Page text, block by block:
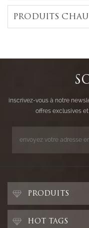
PRODUITS
inscrivez-vous à notre
offres exclusives
PRODUITS
HOT TAGS